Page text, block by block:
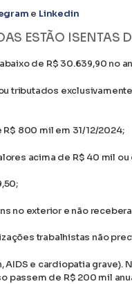
e Linkedin
ESTÃO ISENTAS
de R$ 30.639,90 no
tributados
800 mil em 31/12/2024;
acima de R$ 40 mil
no exterior e não
trabalhistas não
AIDS e cardiopatia
de R$ 200 mil